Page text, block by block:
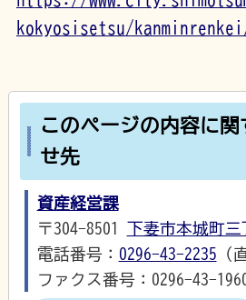
kokyosisetsu/
このページの内容に
せ先
資産経営課
〒304-8501 下妻市本城町三
電話番号： 0296-43-2235 （
ファクス番号：0296-43-